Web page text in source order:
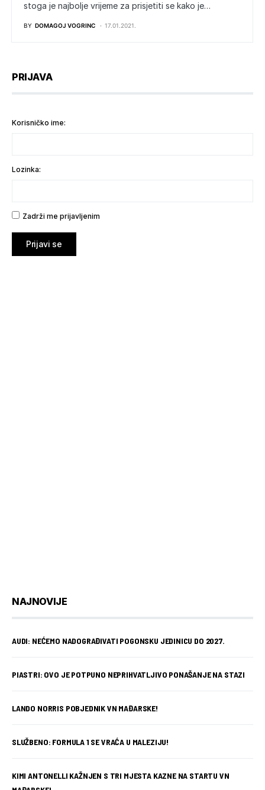
stoga je najbolje vrijeme za prisjetiti se kako je…
BY DOMAGOJ VOGRINC 17.01.2021.
PRIJAVA
Korisničko ime:
Lozinka:
Zadrži me prijavljenim
Prijavi se
NAJNOVIJE
AUDI: NEĆEMO NADOGRAĐIVATI POGONSKU JEDINICU DO 2027.
PIASTRI: OVO JE POTPUNO NEPRIHVATLJIVO PONAŠANJE NA STAZI
LANDO NORRIS POBJEDNIK VN MAĐARSKE!
SLUŽBENO: FORMULA 1 SE VRAĆA U MALEZIJU!
KIMI ANTONELLI KAŽNJEN S TRI MJESTA KAZNE NA STARTU VN